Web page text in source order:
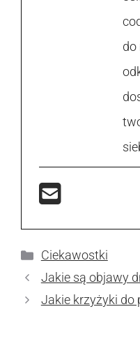
do
Kategorie
Ciekawostki
Jakie są objawy
Jakie krzyżyki do